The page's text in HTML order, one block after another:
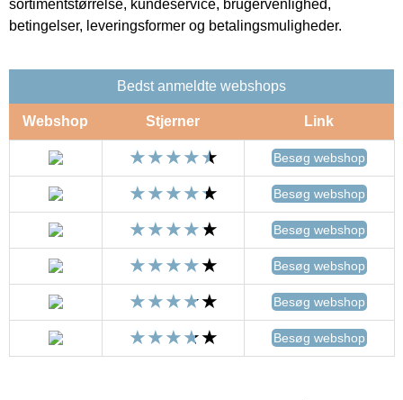
sortimentstørrelse, kundeservice, brugervenlighed,
betingelser, leveringsformer og betalingsmuligheder.
Bedst anmeldte webshops
Webshop Stjerner Link
Besøg webshop
Besøg webshop
Besøg webshop
Besøg webshop
Besøg webshop
Besøg webshop